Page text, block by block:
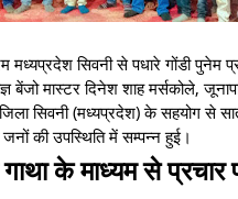
मध्यप्रदेश सिवनी से पधारे गोंडी
बेंजो मास्टर दिनेश शाह मर्सकोले,
सिवनी (मध्यप्रदेश) के सहयोग से सात
की उपस्थिति में सम्पन्न हुई।
गाथा के माध्यम से प्रचार